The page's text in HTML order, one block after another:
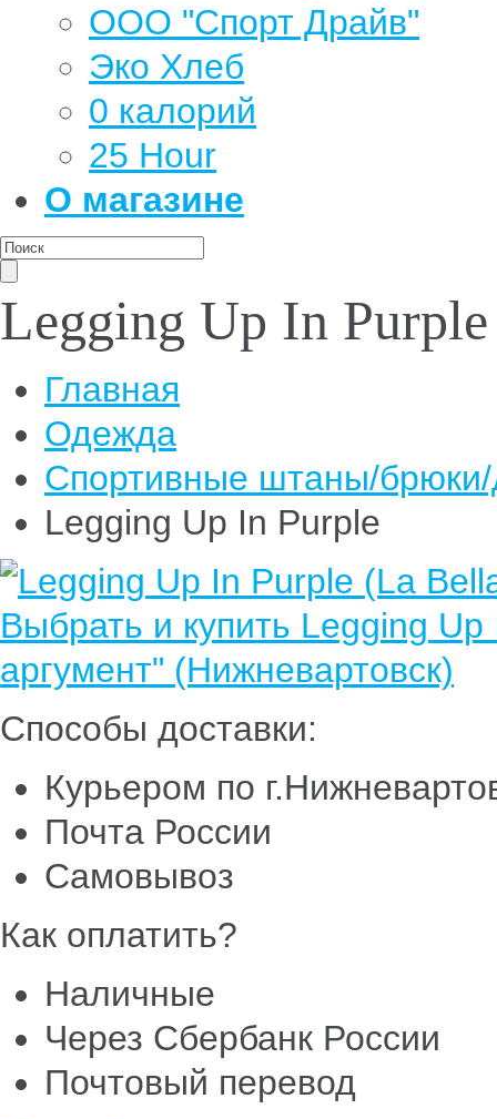
ООО "Спорт Драйв"
Эко Хлеб
0 калорий
25 Hour
О магазине
Legging Up In Purple
Главная
Одежда
Спортивные штаны/
Legging Up In Purple
Способы доставки:
Курьером по
Почта России
Самовывоз
Как оплатить?
Наличные
Через Сбербанк России
Почтовый перевод